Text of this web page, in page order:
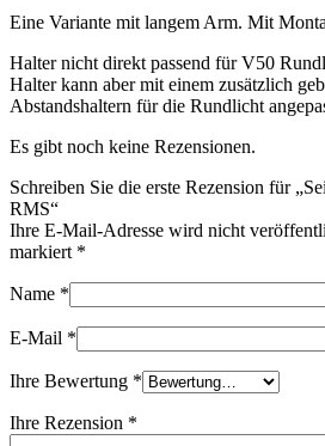
Eine Variante mit langem Arm. Mit
Halter nicht direkt passend für V50
Halter kann aber mit einem zusätzlich
Abstandshaltern für die Rundlicht
Es gibt noch keine Rezensionen.
Schreiben Sie die erste Rezension für
RMS“
Ihre E-Mail-Adresse wird nicht
markiert *
Name *
E-Mail *
Ihre Bewertung *
Ihre Rezension *